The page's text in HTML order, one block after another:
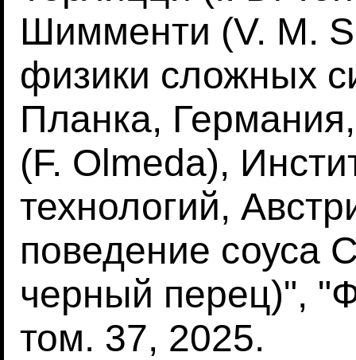
Шимменти (V. M.
физики сложных
Планка,
(F. Olmeda),
технологий,
поведение соуса
черный перец)",
том. 37, 2025.